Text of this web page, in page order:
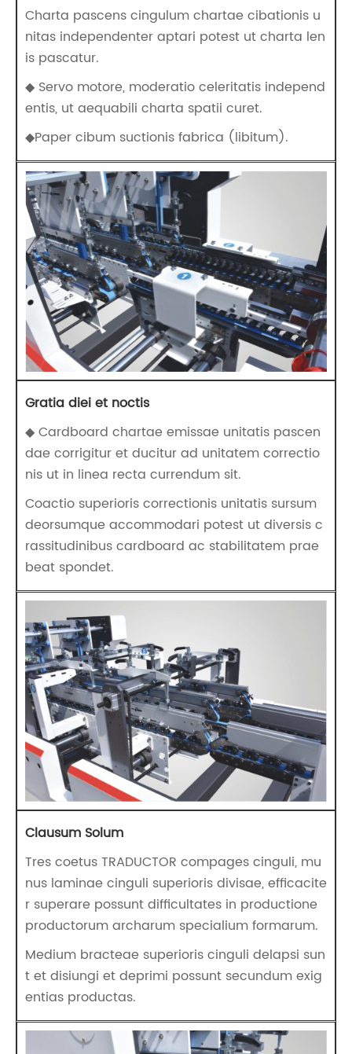
Charta pascens cingulum chartae cibationis u
nitas independenter aptari potest ut charta len
is pascatur.
◆ Servo motore, moderatio celeritatis independ
entis, ut aequabili charta spatii curet.
◆Paper cibum suctionis fabrica (libitum).
Gratia diei et noctis
◆ Cardboard chartae emissae unitatis pascen
dae corrigitur et ducitur ad unitatem correctio
nis ut in linea recta currendum sit.
Coactio superioris correctionis unitatis sursum
deorsumque accommodari potest ut diversis c
rassitudinibus cardboard ac stabilitatem prae
beat spondet.
Clausum Solum
Tres coetus TRADUCTOR compages cinguli, mu
nus laminae cinguli superioris divisae, efficacite
r superare possunt difficultates in productione
productorum archarum specialium formarum.
Medium bracteae superioris cinguli delapsi sun
t et disiungi et deprimi possunt secundum exig
entias productas.